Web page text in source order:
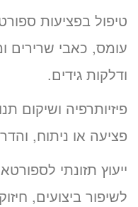
טיפול בפציעות
עומס, כאבי שרירים
ודלקות גידים.
פיזיותרפיה ושיקום
פציעה או ניתוח,
ייעוץ תזונתי
לשיפור ביצועים,